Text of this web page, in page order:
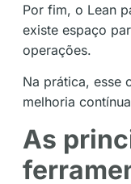
Por fim, o Lean
existe espaço
operações.
Na prática, esse
melhoria
As